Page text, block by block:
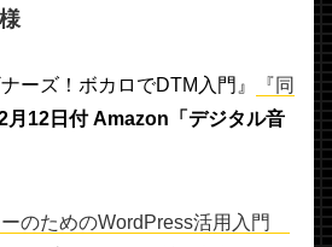
ーズ！ボカロでDTM入門』
『同
月12日付 Amazon「デジタル音
ーのためのWordPress活用入門